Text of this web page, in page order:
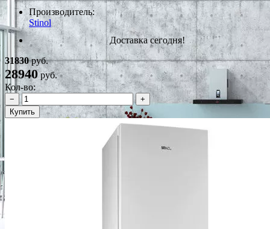
Производитель:
Stinol
Доставка сегодня!
31830руб.
28940руб.
Кол-во:
−
+
Купить